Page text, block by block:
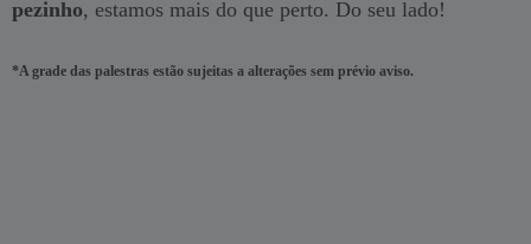
pezinho, estamos mais do que perto. Do seu lado!
*A grade das palestras estão sujeitas a alterações sem prévio aviso.